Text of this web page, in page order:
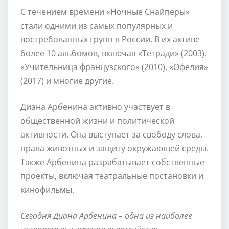
С течением времени «Ночные Снайперы»
стали одними из самых популярных и
востребованных групп в России. В их активе
более 10 альбомов, включая «Тетради» (2003),
«Учительница французского» (2010), «Офелия»
(2017) и многие другие.
Диана Арбенина активно участвует в
общественной жизни и политической
активности. Она выступает за свободу слова,
права животных и защиту окружающей среды.
Также Арбенина разрабатывает собственные
проекты, включая театральные постановки и
кинофильмы.
Сегодня Диана Арбенина – одна из наиболее